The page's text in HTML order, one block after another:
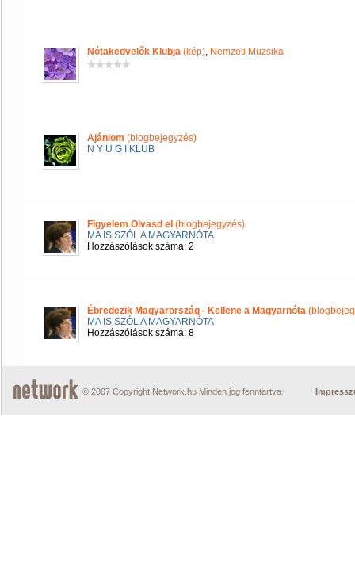
Nótakedvelők Klubja (kép), Nemzeti Muzsika
Ajánlom (blogbejegyzés)
N Y U G I KLUB
Figyelem Olvasd el (blogbejegyzés)
MA IS SZÓL A MAGYARNÓTA
Hozzászólások száma: 2
Ébredezik Magyarország - Kellene a Magyarnóta
MA IS SZÓL A MAGYARNÓTA
Hozzászólások száma: 8
© 2007 Copyright Network.hu Minden jog fenntartva.